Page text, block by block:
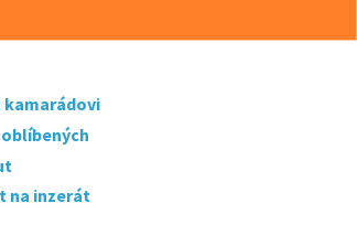
kamarádovi
na inzerát